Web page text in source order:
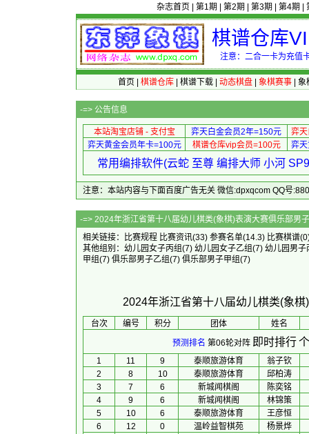
杂志首页 第1期 第2期 第3期 第4期
棋谱仓库
注意：二合一卡为充值
首页 棋谱仓库| 棋谱下载| 动态棋盘| 象棋赛事| 象
-=> 公告信息
本站淘宝店铺 - 支付宝 弈天白金会员2年=150元
弈
弈天黄金会员年卡=100元
棋谱仓库vip会员=100元 弈
常用编排软件(云蛇 至尊 编排大师 小河
注意：本站内容与下面百度广告无关 微信:dpxqcom QQ号
-=> 2024年浙江省第十八届幼儿棋类(象棋)表演大
相关链接：
比赛规程 比赛资讯(33) 参赛名单(14.3) 比赛棋谱
其他组别： 幼儿园女子丙组(7) 幼儿园女子乙组(7) 幼儿园男子
甲组(7) 俱乐部男子乙组(7) 俱乐部男子甲组(7)
2024年浙江省第十八届幼儿棋类(象
台次 编号 积分 团体 姓名
预测排名 第06轮对阵 即时排行
1 11 9 泰顺旅游体育
翁子钦
2
8 10 泰顺旅游体育
邱柏涛
3
7 6 新城闻棋阁
陈奕铭
4
9 6 新城闻棋阁
林锦策
5
10 6 泰顺旅游体育
王彦恒
6
12 0 温岭益智棋苑
杨景烨